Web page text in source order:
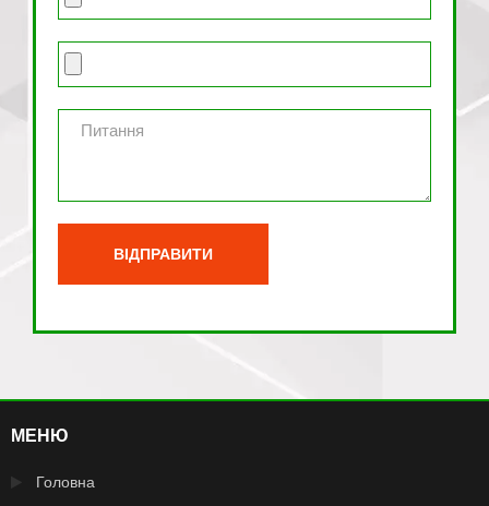
МЕНЮ
Головна